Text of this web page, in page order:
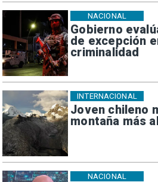
Gobierno
de excepción
criminalidad
NACIONAL
Joven chileno
montaña más
INTERNACIONAL
NACIONAL